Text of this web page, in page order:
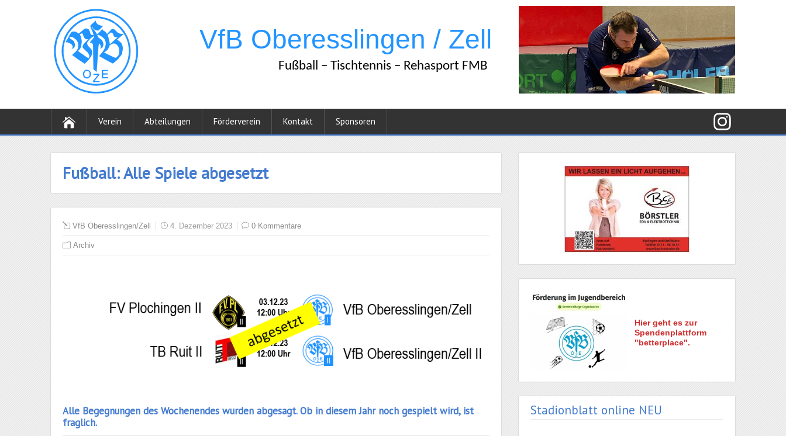
Verein Abteilungen Förderverein Kontakt Sponsoren
Fußball: Alle Spiele abgesetzt
VfB Oberesslingen/Zell 4. Dezember 2023 0 Kommentare
Archiv
Alle Begegnungen des Wochenendes wurden abgesagt. Ob in diesem Jahr noch gespielt wird, ist
fraglich.
Hier geht es zur
Spendenplattform
"betterplace".
Stadionblatt online NEU